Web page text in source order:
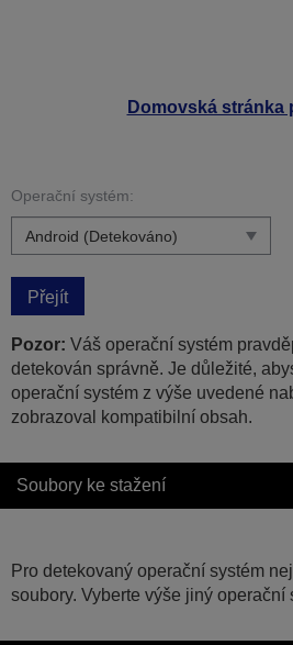
Domovská stránka
Operační systém:
Přejít
Pozor: Váš operační systém
detekován správně. Je důležité,
operační systém z výše uvedené
zobrazoval kompatibilní obsah.
Soubory ke stažení
Pro detekovaný operační systém
soubory. Vyberte výše jiný operační